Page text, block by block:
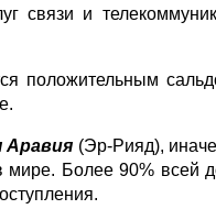
связи и
положительным
Аравия (Эр-Рияд),
Более 90% всей